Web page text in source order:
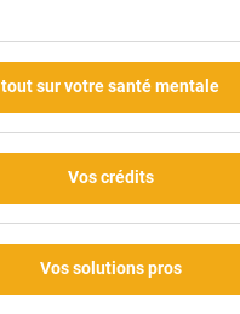
tout sur votre santé mentale
Vos crédits
Vos solutions pros